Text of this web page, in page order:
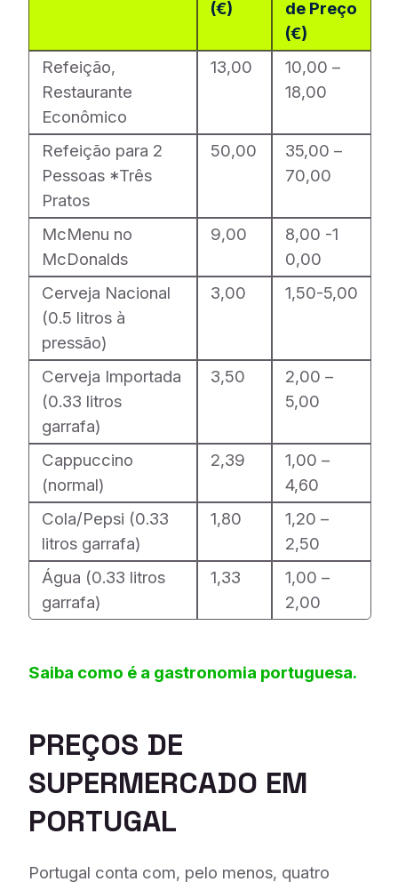
(€)
de Preço
(€)
Refeição,
Restaurante
Econômico
13,00
10,00 –
18,00
Refeição para 2
Pessoas *Três
Pratos
50,00
35,00 –
70,00
McMenu no
McDonalds
9,00
8,00 -1
0,00
Cerveja Nacional
(0.5 litros à
pressão)
3,00 1,50-5,00
Cerveja Importada
(0.33 litros
garrafa)
3,50
2,00 –
5,00
Cappuccino
(normal)
2,39
1,00 –
4,60
Cola/Pepsi (0.33
litros garrafa)
1,80
1,20 –
2,50
Água (0.33 litros
garrafa)
1,33
1,00 –
2,00
Saiba como é a gastronomia portuguesa.
PREÇOS DE
SUPERMERCADO EM
PORTUGAL
Portugal conta com, pelo menos, quatro